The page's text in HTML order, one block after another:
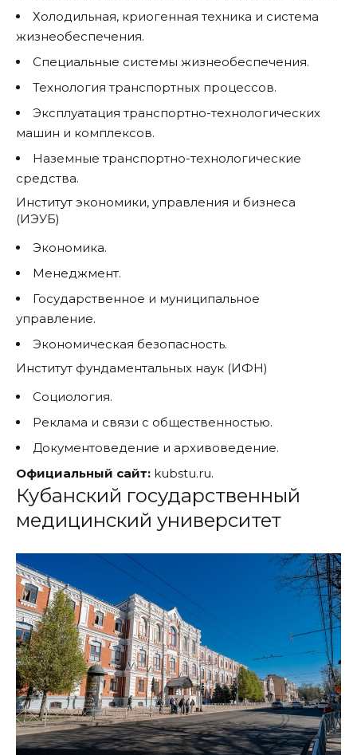
Холодильная, криогенная техника и система
жизнеобеспечения.
Специальные системы жизнеобеспечения.
Технология транспортных процессов.
Эксплуатация транспортно-технологических
машин и комплексов.
Наземные транспортно-технологические
средства.
Институт экономики, управления и бизнеса
(ИЭУБ)
Экономика.
Менеджмент.
Государственное и муниципальное
управление.
Экономическая безопасность.
Институт фундаментальных наук (ИФН)
Социология.
Реклама и связи с общественностью.
Документоведение и архивоведение.
Официальный сайт: kubstu.ru.
Кубанский государственный
медицинский университет